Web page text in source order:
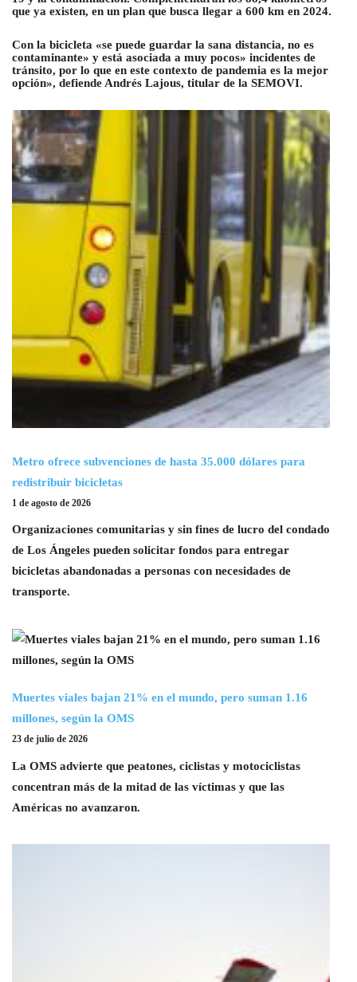
que ya existen, en un plan que busca llegar a 600 km en 2024.
Con la bicicleta «se puede guardar la sana distancia, no es
contaminante» y está asociada a muy pocos» incidentes de
tránsito, por lo que en este contexto de pandemia es la mejor
opción», defiende Andrés Lajous, titular de la SEMOVI.
Metro ofrece subvenciones de hasta 35.000 dólares para
redistribuir bicicletas
1 de agosto de 2026
Organizaciones comunitarias y sin fines de lucro del condado
de Los Ángeles pueden solicitar fondos para entregar
bicicletas abandonadas a personas con necesidades de
transporte.
Muertes viales bajan 21% en el mundo, pero suman 1.16
millones, según la OMS
23 de julio de 2026
La OMS advierte que peatones, ciclistas y motociclistas
concentran más de la mitad de las víctimas y que las
Américas no avanzaron.